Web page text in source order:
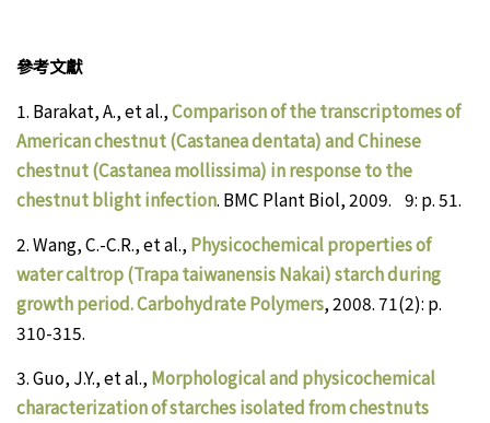
參考文獻
1. Barakat, A., et al.,Comparison of the transcriptomes of
American chestnut (Castanea dentata) and Chinese
chestnut (Castanea mollissima) in response to the
chestnut blight infection. BMC Plant Biol, 2009. 9: p. 51.
2.Wang, C.-C.R., et al., Physicochemical properties of
water caltrop (Trapa taiwanensis Nakai) starch during
growth period. Carbohydrate Polymers, 2008. 71(2): p.
310-315.
3.Guo, J.Y., et al., Morphological and physicochemical
characterization of starches isolated from chestnuts